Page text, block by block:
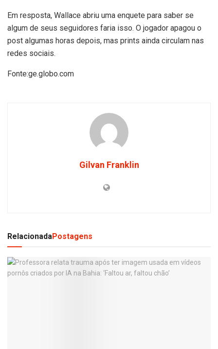
Em resposta, Wallace abriu uma enquete para saber se
algum de seus seguidores faria isso. O jogador apagou o
post algumas horas depois, mas prints ainda circulam nas
redes sociais.
Fonte:ge.globo.com
Gilvan Franklin
RelacionadaPostagens